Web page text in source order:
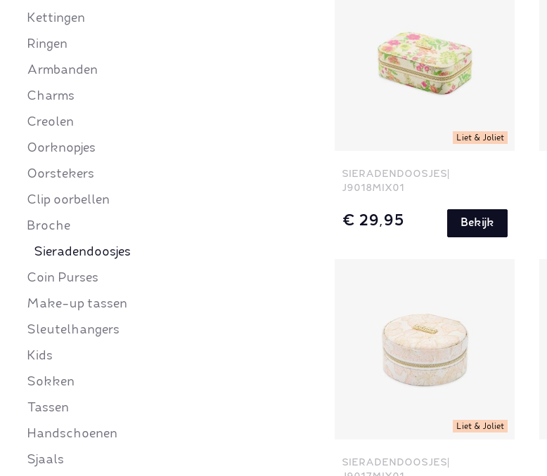
Kettingen
Ringen
Armbanden
Charms
Creolen
Oorknopjes
Oorstekers
Clip oorbellen
Broche
Sieradendoosjes
Coin Purses
Make-up tassen
Sleutelhangers
Kids
Sokken
Tassen
Handschoenen
Sjaals
Liet & Joliet
SIERADENDOOSJES
J9018MIX01
€ 29,95 Bekijk
Liet & Joliet
SIERADENDOOSJES